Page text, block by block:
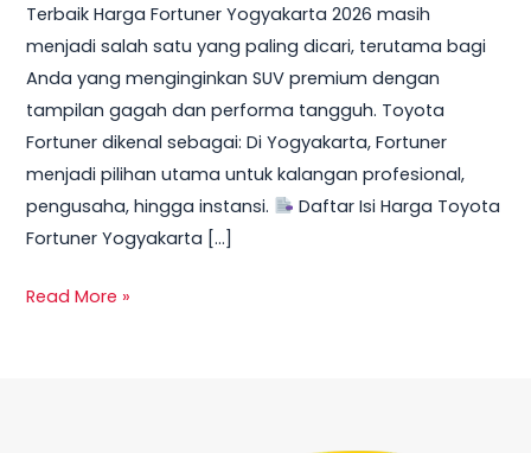
Terbaik Harga Fortuner Yogyakarta 2026 masih
menjadi salah satu yang paling dicari, terutama bagi
Anda yang menginginkan SUV premium dengan
tampilan gagah dan performa tangguh. Toyota
Fortuner dikenal sebagai: Di Yogyakarta, Fortuner
menjadi pilihan utama untuk kalangan profesional,
pengusaha, hingga instansi.
Daftar Isi Harga Toyota
Fortuner Yogyakarta […]
Promo,
DP
Ringan
&
Cicilan
Mulai
10
Jutaan
Read More »